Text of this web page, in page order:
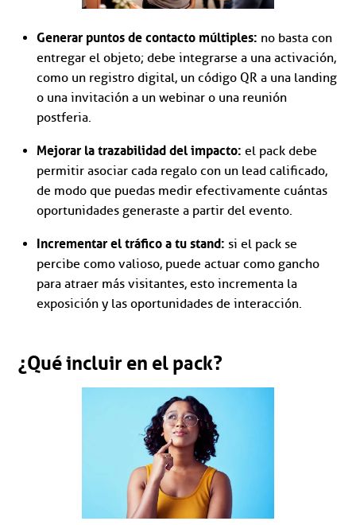
Generar puntos de contacto múltiples: no basta con
entregar el objeto; debe integrarse a una activación,
como un registro digital, un código QR a una landing
o una invitación a un webinar o una reunión
postferia.
Mejorar la trazabilidad del impacto: el pack debe
permitir asociar cada regalo con un lead calificado,
de modo que puedas medir efectivamente cuántas
oportunidades generaste a partir del evento.
Incrementar el tráfico a tu stand: si el pack se
percibe como valioso, puede actuar como gancho
para atraer más visitantes, esto incrementa la
exposición y las oportunidades de interacción.
¿Qué incluir en el pack?